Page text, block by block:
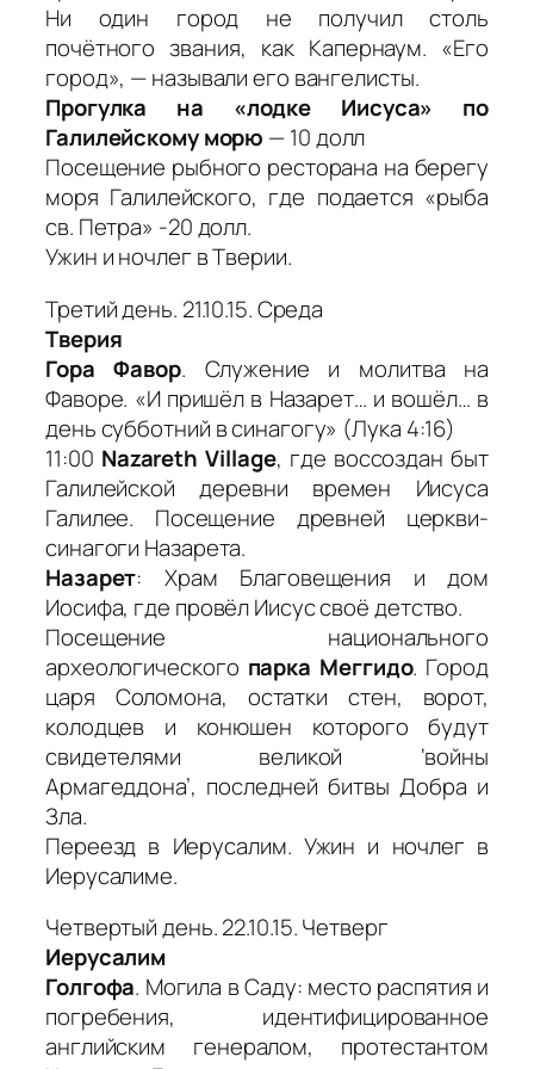
Ни один город не получил столь
почётного звания, как Капернаум. «Его
город», — называли его вангелисты.
Прогулка на «лодке Иисуса» по
Галилейскому морю — 10 долл
Посещение рыбного ресторана на берегу
моря Галилейского, где подается «рыба
св. Петра» -20 долл.
Ужин и ночлег в Тверии.
Третий день. 21.10.15. Среда
Тверия
Гора Фавор. Служение и молитва на
Фаворе. «И пришёл в Назарет… и вошёл… в
день субботний в синагогу» (Лука 4:16)
11:00 Nazareth Village, где воссоздан быт
Галилейской деревни времен Иисуса
Галилее. Посещение древней церкви-
синагоги Назарета.
Назарет: Храм Благовещения и дом
Иосифа, где провёл Иисус своё детство.
Посещение национального
археологического парка Меггидо. Город
царя Соломона, остатки стен, ворот,
колодцев и конюшен которого будут
свидетелями великой ‘войны
Армагеддона’, последней битвы Добра и
Зла.
Переезд в Иерусалим. Ужин и ночлег в
Иерусалиме.
Четвертый день. 22.10.15. Четверг
Иерусалим
Голгофа. Могила в Саду: место распятия и
погребения, идентифицированное
английским генералом, протестантом